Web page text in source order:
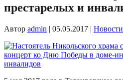
престарелых и
Автор admin | 05.05.2017 | Новости